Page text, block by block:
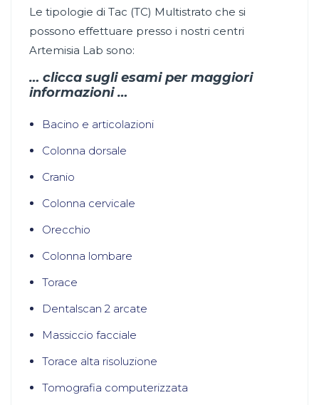
Le tipologie di Tac (TC) Multistrato che si
possono effettuare presso i nostri centri
Artemisia Lab sono:
… clicca sugli esami per maggiori
informazioni …
Bacino e articolazioni
Colonna dorsale
Cranio
Colonna cervicale
Orecchio
Colonna lombare
Torace
Dentalscan 2 arcate
Massiccio facciale
Torace alta risoluzione
Tomografia computerizzata